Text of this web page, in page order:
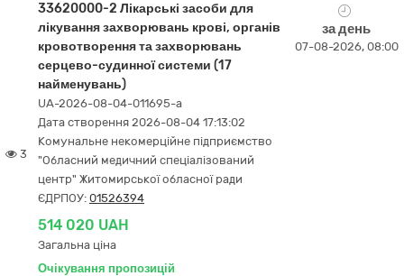
3
33620000-2 Лікарські засоби для
лікування захворювань крові, органів
кровотворення та захворювань
серцево-судинної системи (17
найменувань)
UA-2026-08-04-011695-a
Дата створення 2026-08-04 17:13:02
Комунальне некомерційне підприємство
"Обласний медичний спеціалізований
центр" Житомирської обласної ради
ЄДРПОУ: 01526394
514 020 UAH
Загальна ціна
Очікування пропозицій
за день
07-08-2026, 08:00